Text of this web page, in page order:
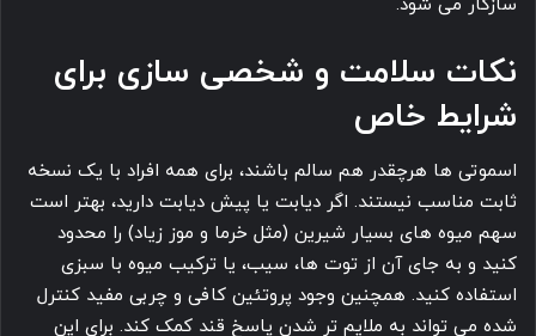
سازگار می شود.
نکات سلامت و شخصی سازی برای
شرایط خاص
اسموتی ها هرچقدر هم سالم باشند، برای همه افراد با یک نسخه
ثابت مناسب نیستند. اگر دیابت یا پیش دیابت دارید، بهتر است
سهم میوه های بسیار شیرین (مثل خرما و موز زیاد) را محدود
کنید و به جای آن از توت ها، سیب، یا ترکیب میوه با سبزی
استفاده کنید. همچنین وجود پروتئین کافی و چربی مفید کنترل
شده می تواند به ملایم تر شدن پاسخ قند کمک کند. برای این